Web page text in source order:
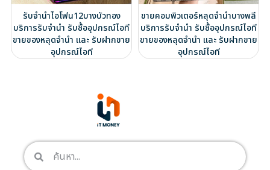
รับจำนำไอโฟน12บางบัวทอง
บริการรับจำนำ รับซื้ออุปกรณ์ไอที
ขายของหลุดจำนำ และ รับฝากขาย
อุปกรณ์ไอที
ขายคอมพิวเตอร์หลุดจำนำบางพลี
บริการรับจำนำ รับซื้ออุปกรณ์ไอที
ขายของหลุดจำนำ และ รับฝากขาย
อุปกรณ์ไอที